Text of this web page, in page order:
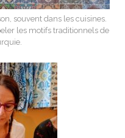
souvent dans les cuisines.
les motifs traditionnels de